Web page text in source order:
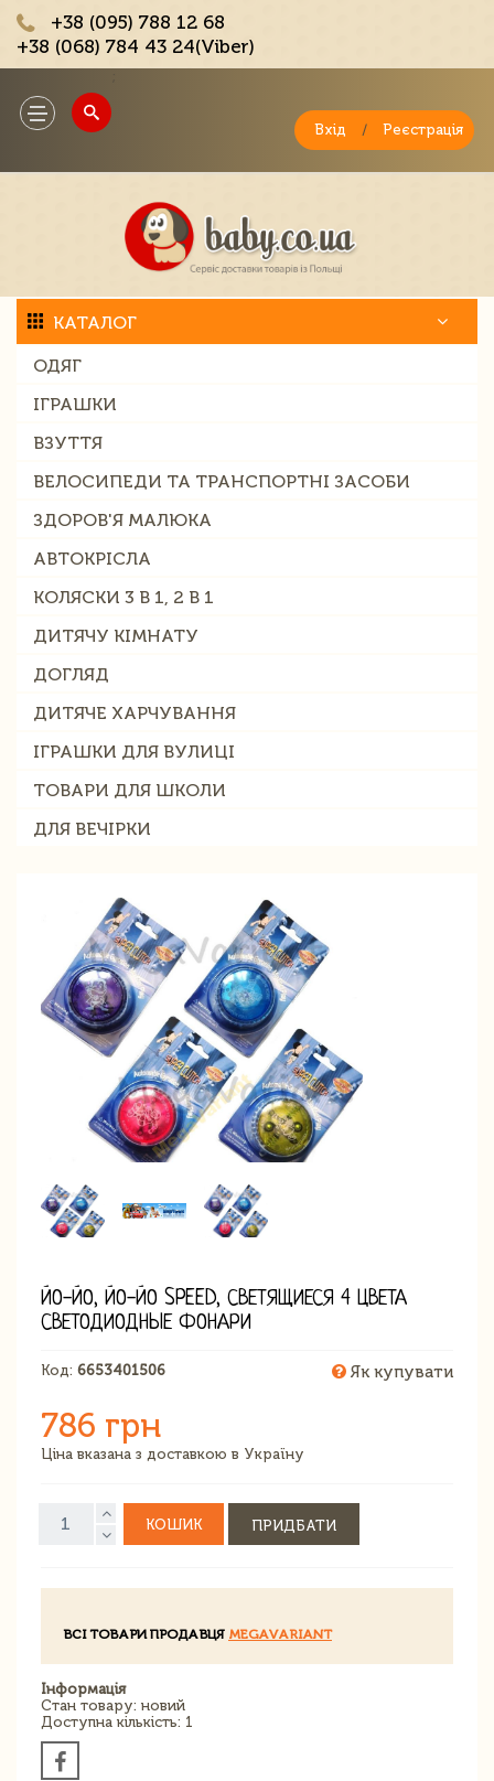
+38 (095) 788 12 68
+38 (068) 784 43 24(Viber)
Toggle
navigation
Вхід / Реєстрація
КАТАЛОГ
ОДЯГ
ІГРАШКИ
ВЗУТТЯ
ВЕЛОСИПЕДИ ТА ТРАНСПОРТНІ ЗАСОБИ
ЗДОРОВ'Я МАЛЮКА
АВТОКРІСЛА
КОЛЯСКИ 3 В 1, 2 В 1
ДИТЯЧУ КІМНАТУ
ДОГЛЯД
ДИТЯЧЕ ХАРЧУВАННЯ
ІГРАШКИ ДЛЯ ВУЛИЦІ
ТОВАРИ ДЛЯ ШКОЛИ
ДЛЯ ВЕЧІРКИ
ЙО-ЙО, ЙО-ЙО SPEED, СВЕТЯЩИЕСЯ 4 ЦВЕТА
СВЕТОДИОДНЫЕ ФОНАРИ
Код: 6653401506 Як купувати
786 грн
Ціна вказана з доставкою в Україну
КОШИК ПРИДБАТИ
ВСІ ТОВАРИ ПРОДАВЦЯ MEGAVARIANT
Інформація
Стан товару: новий
Доступна кількість: 1